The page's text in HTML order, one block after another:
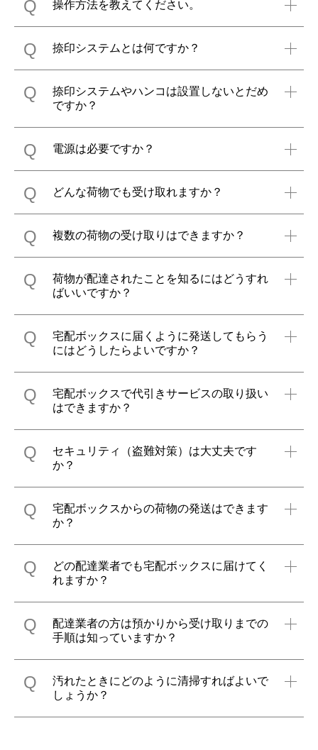
Q 操作方法を教えてください。
Q 捺印システムとは何ですか？
Q
捺印システムやハンコは設置しないとだめ
ですか？
Q 電源は必要ですか？
Q どんな荷物でも受け取れますか？
Q 複数の荷物の受け取りはできますか？
Q
荷物が配達されたことを知るにはどうすれ
ばいいですか？
Q
宅配ボックスに届くように発送してもらう
にはどうしたらよいですか？
Q
宅配ボックスで代引きサービスの取り扱い
はできますか？
Q
セキュリティ（盗難対策）は大丈夫です
か？
Q
宅配ボックスからの荷物の発送はできます
か？
Q
どの配達業者でも宅配ボックスに届けてく
れますか？
Q
配達業者の方は預かりから受け取りまでの
手順は知っていますか？
Q
汚れたときにどのように清掃すればよいで
しょうか？